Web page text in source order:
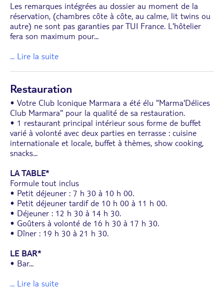
Les remarques intégrées au dossier au moment de la
réservation, (chambres côte à côte, au calme, lit twins ou
autre) ne sont pas garanties par TUI France. L'hôtelier
fera son maximum pour...
... Lire la suite
Restauration
• Votre Club Iconique Marmara a été élu "Marma'Délices
Club Marmara" pour la qualité de sa restauration.
• 1 restaurant principal intérieur sous forme de buffet
varié à volonté avec deux parties en terrasse : cuisine
internationale et locale, buffet à thèmes, show cooking,
snacks...
LA TABLE*
Formule tout inclus
• Petit déjeuner : 7 h 30 à 10 h 00.
• Petit déjeuner tardif de 10 h 00 à 11 h 00.
• Déjeuner : 12 h 30 à 14 h 30.
• Goûters à volonté de 16 h 30 à 17 h 30.
• Dîner : 19 h 30 à 21 h 30.
LE BAR*
• Bar...
... Lire la suite